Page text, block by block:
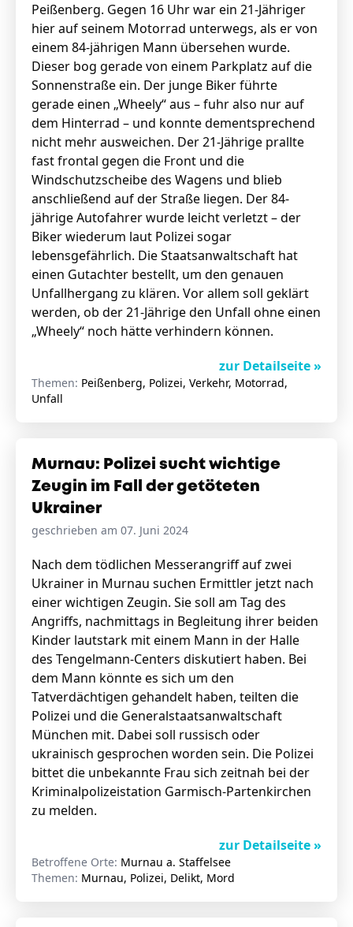
Peißenberg. Gegen 16 Uhr war ein 21-Jähriger
hier auf seinem Motorrad unterwegs, als er von
einem 84-jährigen Mann übersehen wurde.
Dieser bog gerade von einem Parkplatz auf die
Sonnenstraße ein. Der junge Biker führte
gerade einen „Wheely“ aus – fuhr also nur auf
dem Hinterrad – und konnte dementsprechend
nicht mehr ausweichen. Der 21-Jährige prallte
fast frontal gegen die Front und die
Windschutzscheibe des Wagens und blieb
anschließend auf der Straße liegen. Der 84-
jährige Autofahrer wurde leicht verletzt – der
Biker wiederum laut Polizei sogar
lebensgefährlich. Die Staatsanwaltschaft hat
einen Gutachter bestellt, um den genauen
Unfallhergang zu klären. Vor allem soll geklärt
werden, ob der 21-Jährige den Unfall ohne einen
„Wheely“ noch hätte verhindern können.
zur Detailseite »
Themen: Peißenberg, Polizei, Verkehr, Motorrad,
Unfall
Murnau: Polizei sucht wichtige
Zeugin im Fall der getöteten
Ukrainer
geschrieben am 07. Juni 2024
Nach dem tödlichen Messerangriff auf zwei
Ukrainer in Murnau suchen Ermittler jetzt nach
einer wichtigen Zeugin. Sie soll am Tag des
Angriffs, nachmittags in Begleitung ihrer beiden
Kinder lautstark mit einem Mann in der Halle
des Tengelmann-Centers diskutiert haben. Bei
dem Mann könnte es sich um den
Tatverdächtigen gehandelt haben, teilten die
Polizei und die Generalstaatsanwaltschaft
München mit. Dabei soll russisch oder
ukrainisch gesprochen worden sein. Die Polizei
bittet die unbekannte Frau sich zeitnah bei der
Kriminalpolizeistation Garmisch-Partenkirchen
zu melden.
zur Detailseite »
Betroffene Orte: Murnau a. Staffelsee
Themen: Murnau, Polizei, Delikt, Mord